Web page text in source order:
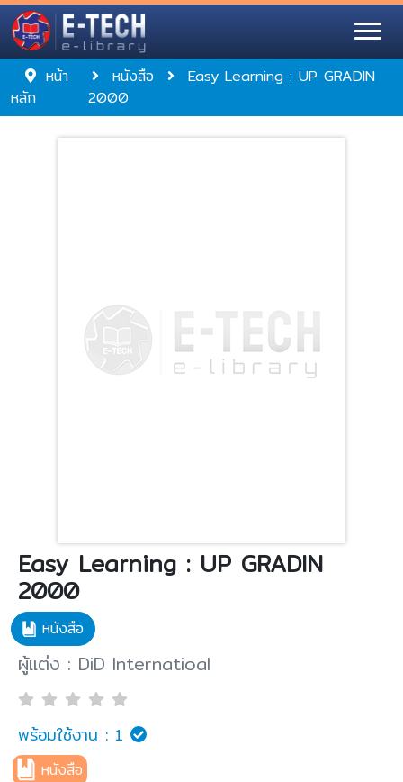
หน้า
หลัก
หนังสือ
Easy Learning : UP GRADIN
2000
Easy Learning : UP GRADIN
2000
หนังสือ
ผู้แต่ง : DiD lnternatioal
พร้อมใช้งาน : 1
หนังสือ